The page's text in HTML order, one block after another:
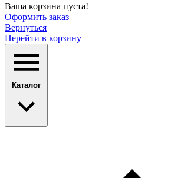
Ваша корзина пуста!
Оформить заказ
Вернуться
Перейти в корзину
Каталог